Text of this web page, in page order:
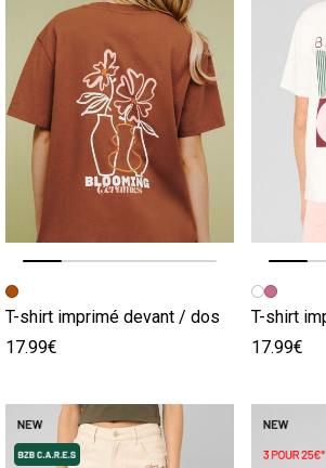
Image précédente
Image suivante
T-shirt imprimé devant / dos
17.99€
Image
Image
T-shirt
17.99€